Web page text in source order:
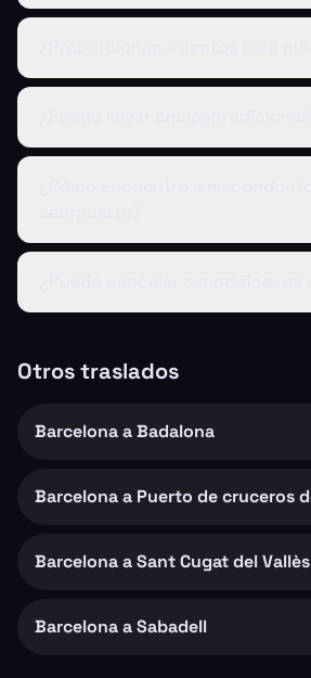
Otros traslados
Barcelona a Badalona
Barcelona a Sant Cugat del Vallès
Barcelona a Sabadell